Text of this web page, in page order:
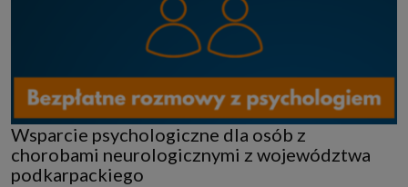
Wsparcie psychologiczne dla osób z
chorobami neurologicznymi z województwa
podkarpackiego